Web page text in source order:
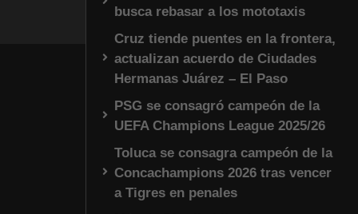
busca rebasar a los mototaxis
Cruz tiende puentes en la frontera,
actualizan acuerdo de Ciudades
Hermanas Juárez – El Paso
PSG se consagró campeón de la
UEFA Champions League 2025/26
Toluca se consagra campeón de la
Concachampions 2026 tras vencer
a Tigres en penales